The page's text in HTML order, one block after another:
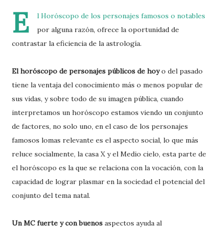
E l Horóscopo de los personajes famosos o notables
por alguna razón, ofrece la oportunidad de
contrastar la eficiencia de la astrología.
El horóscopo de personajes públicos de hoyo del pasado
tiene la ventaja del conocimiento más o menos popular de
sus vidas, y sobre todo de su imagen pública, cuando
interpretamos un horóscopo estamos viendo un conjunto
de factores, no solo uno, en el caso de los personajes
famosos lomas relevante es el aspecto social, lo que más
reluce socialmente, la casa X y el Medio cielo, esta parte de
el horóscopo es la que se relaciona con la vocación, con la
capacidad de lograr plasmar en la sociedad el potencial del
conjunto del tema natal.
Un MC fuerte y con buenos aspectos ayuda al